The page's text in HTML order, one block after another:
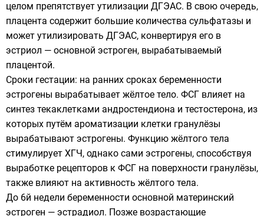
целом препятствует утилизации ДГЭАС. В свою очередь,
плацента содержит большие количества сульфатазы и
может утилизировать ДГЭАС, конвертируя его в
эстриол — основной эстроген, вырабатываемый
плацентой.
Сроки гестации: на ранних сроках беременности
эстрогены вырабатывает жёлтое тело. ФСГ влияет на
синтез текаклетками андростендиона и тестостерона, из
которых путём ароматизации клетки гранулёзы
вырабатывают эстрогены. Функцию жёлтого тела
стимулирует ХГЧ, однако сами эстрогены, способствуя
выработке рецепторов к ФСГ на поверхности гранулёзы,
также влияют на активность жёлтого тела.
До 6й недели беременности основной материнский
эстроген — эстрадиол. Позже возрастающие